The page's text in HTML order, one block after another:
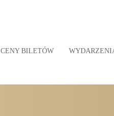
CENY BILETÓW